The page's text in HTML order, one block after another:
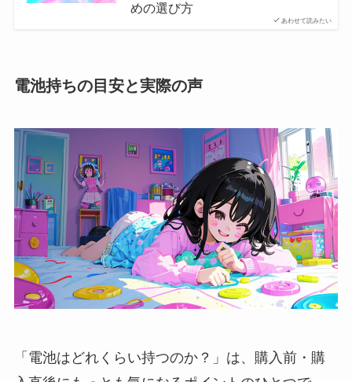
あわせて読みたい
めの選び方
電池持ちの目安と実際の声
「電池はどれくらい持つのか？」は、購入前・購